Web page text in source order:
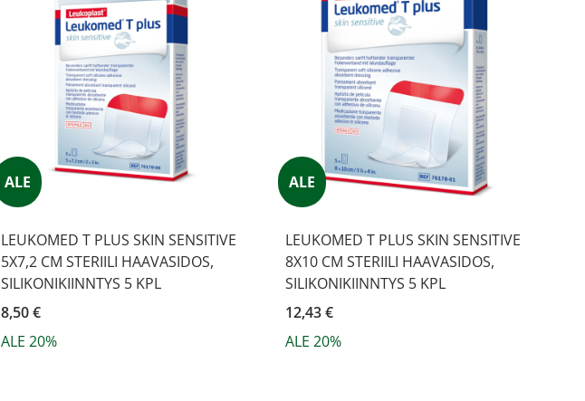
ALE
LEUKOMED T PLUS SKIN SENSITIVE
5X7,2 CM STERIILI HAAVASIDOS,
SILIKONIKIINNTYS 5 KPL
8,50 €
ALE 20%
ALE
LEUKOMED T PLUS SKIN SENSITIVE
8X10 CM STERIILI HAAVASIDOS,
SILIKONIKIINNTYS 5 KPL
12,43 €
ALE 20%